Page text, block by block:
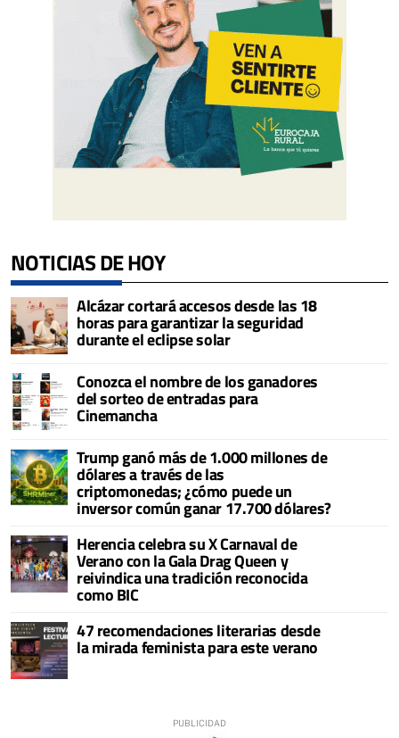
NOTICIAS DE HOY
Alcázar cortará accesos desde las 18
horas para garantizar la seguridad
durante el eclipse solar
Conozca el nombre de los ganadores
del sorteo de entradas para
Cinemancha
Trump ganó más de 1.000 millones de
dólares a través de las
criptomonedas; ¿cómo puede un
inversor común ganar 17.700 dólares?
Herencia celebra su X Carnaval de
Verano con la Gala Drag Queen y
reivindica una tradición reconocida
como BIC
47 recomendaciones literarias desde
la mirada feminista para este verano